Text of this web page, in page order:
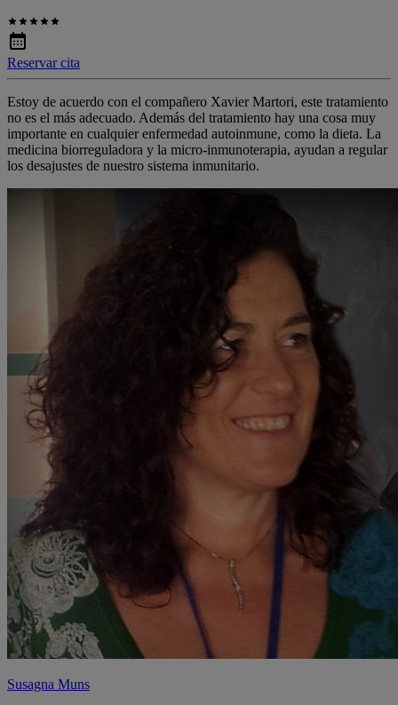
Reservar cita
Estoy de acuerdo con el compañero Xavier Martori, este tratamiento
no es el más adecuado. Además del tratamiento hay una cosa muy
importante en cualquier enfermedad autoinmune, como la dieta. La
medicina biorreguladora y la micro-inmunoterapia, ayudan a regular
los desajustes de nuestro sistema inmunitario.
Susagna Muns